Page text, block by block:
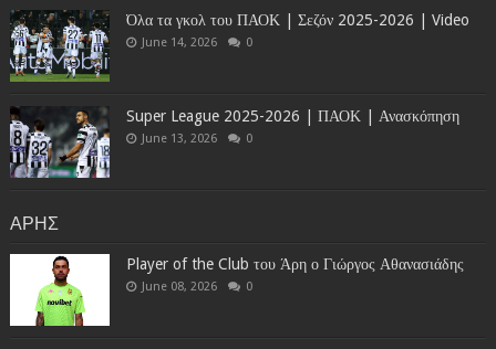
Όλα τα γκολ του ΠΑΟΚ | Σεζόν 2025-2026 | Video
June 14, 2026 0
Super League 2025-2026 | ΠΑΟΚ | Ανασκόπηση
June 13, 2026 0
ΑΡΗΣ
Player of the Club του Άρη ο Γιώργος Αθανασιάδης
June 08, 2026 0